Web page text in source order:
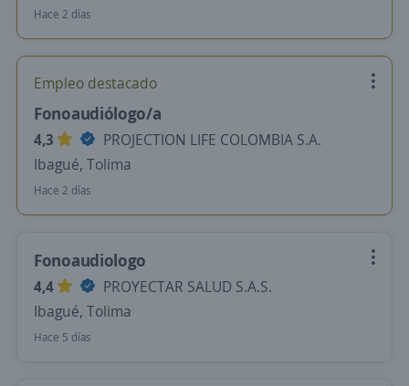
Hace 2 días
Empleo destacado
Fonoaudiólogo/a
4,3
PROJECTION LIFE COLOMBIA S.A.
Ibagué, Tolima
Hace 2 días
Fonoaudiologo
4,4
PROYECTAR SALUD S.A.S.
Ibagué, Tolima
Hace 5 días